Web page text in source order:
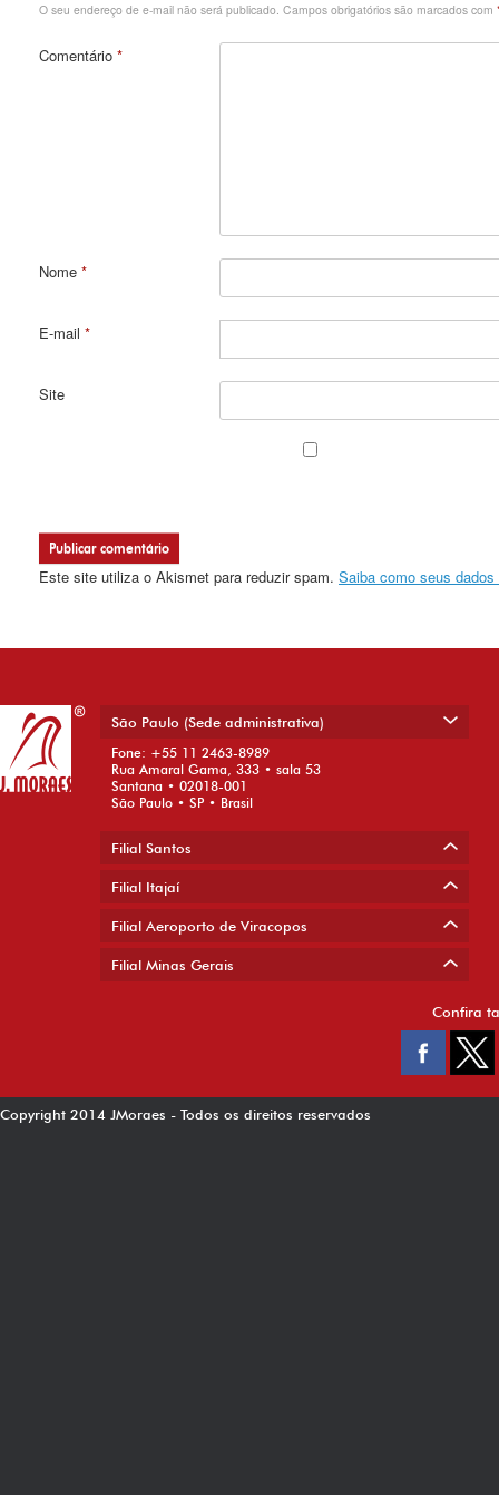
O seu endereço de e-mail não será publicado. Campos obrigatórios são marcados com
Comentário *
Nome *
E-mail *
Site
Este site utiliza o Akismet para reduzir spam. Saiba como seus
São Paulo (Sede administrativa)
Fone: +55 11 2463-8989
Rua Amaral Gama, 333 • sala 53
Santana • 02018-001
São Paulo • SP • Brasil
Filial Santos
Filial Itajaí
Filial Aeroporto de Viracopos
Filial Minas Gerais
Confira
Copyright 2014 JMoraes - Todos os direitos reservados